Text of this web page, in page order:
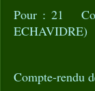
Pour : 21
ECHAVIDRE)
Compte-rendu